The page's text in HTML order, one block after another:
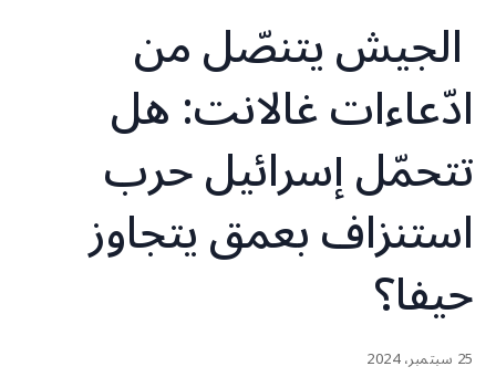
الجيش يتنصّل من
ادّعاءات غالانت: هل
تتحمّل إسرائيل حرب
استنزاف بعمق يتجاوز
حيفا؟
25 سبتمبر، 2024